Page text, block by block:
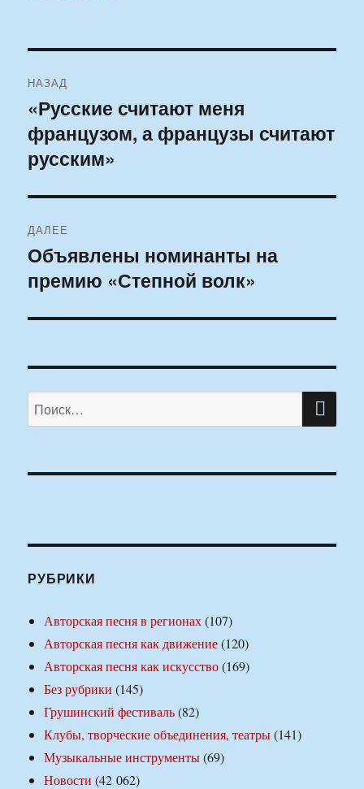
по
записям
НАЗАД
Предыдущая
запись:
«Русские считают меня
французом, а французы считают
русским»
ДАЛЕЕ
Следующая
запись:
Объявлены номинанты на
премию «Степной волк»
Искать:
РУБРИКИ
Авторская песня в регионах(107)
Авторская песня как движение(120)
Авторская песня как искусство(169)
Без рубрики (145)
Грушинский фестиваль(82)
Клубы, творческие объединения, театры(141)
Музыкальные инструменты(69)
Новости (42 062)